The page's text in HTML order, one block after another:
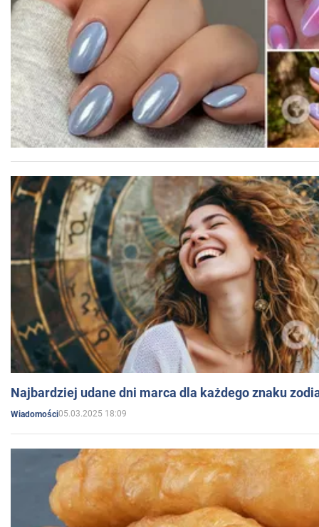
Najbardziej udane dni marca dla każdego znaku
Wiadomości05.03.2025 18:09